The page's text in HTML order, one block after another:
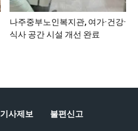
나주중부노인복지관, 여가·건강·
식사 공간 시설 개선 완료
기사제보 불편신고